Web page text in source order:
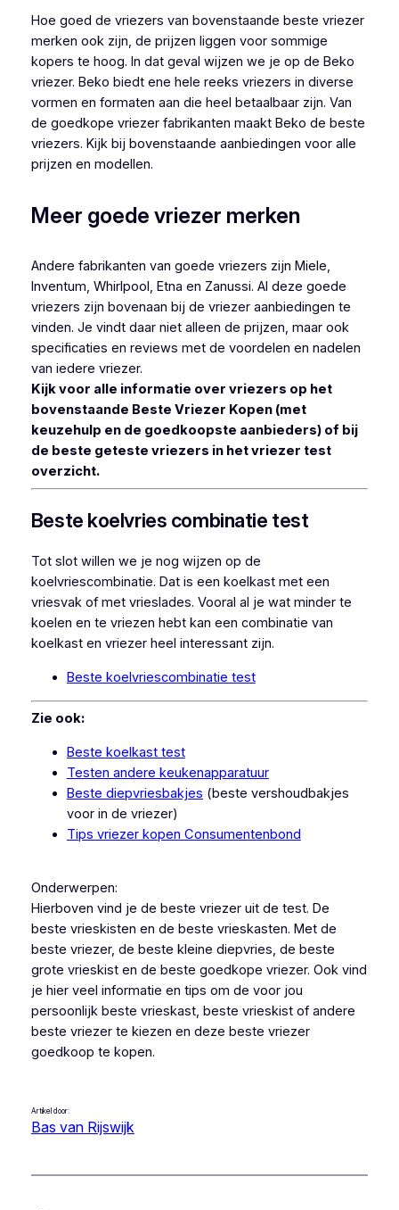
Hoe goed de vriezers van bovenstaande beste vriezer
merken ook zijn, de prijzen liggen voor sommige
kopers te hoog. In dat geval wijzen we je op de Beko
vriezer. Beko biedt ene hele reeks vriezers in diverse
vormen en formaten aan die heel betaalbaar zijn. Van
de goedkope vriezer fabrikanten maakt Beko de beste
vriezers. Kijk bij bovenstaande aanbiedingen voor alle
prijzen en modellen.
Meer goede vriezer merken
Andere fabrikanten van goede vriezers zijn Miele,
Inventum, Whirlpool, Etna en Zanussi. Al deze goede
vriezers zijn bovenaan bij de vriezer aanbiedingen te
vinden. Je vindt daar niet alleen de prijzen, maar ook
specificaties en reviews met de voordelen en nadelen
van iedere vriezer.
Kijk voor alle informatie over vriezers op het
bovenstaande Beste Vriezer Kopen (met
keuzehulp en de goedkoopste aanbieders) of bij
de beste geteste vriezers in het vriezer test
overzicht.
Beste koelvries combinatie test
Tot slot willen we je nog wijzen op de
koelvriescombinatie. Dat is een koelkast met een
vriesvak of met vrieslades. Vooral al je wat minder te
koelen en te vriezen hebt kan een combinatie van
koelkast en vriezer heel interessant zijn.
Beste koelvriescombinatie test
Zie ook:
Beste koelkast test
Testen andere keukenapparatuur
Beste diepvriesbakjes (beste vershoudbakjes
voor in de vriezer)
Tips vriezer kopen Consumentenbond
Onderwerpen:
Hierboven vind je de beste vriezer uit de test. De
beste vrieskisten en de beste vrieskasten. Met de
beste vriezer, de beste kleine diepvries, de beste
grote vrieskist en de beste goedkope vriezer. Ook vind
je hier veel informatie en tips om de voor jou
persoonlijk beste vrieskast, beste vrieskist of andere
beste vriezer te kiezen en deze beste vriezer
goedkoop te kopen.
Artikel door:
Bas van Rijswijk